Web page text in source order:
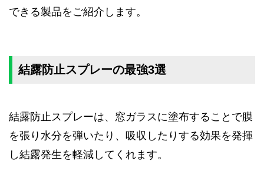
できる製品をご紹介します。
結露防止スプレーの最強3選
結露防止スプレーは、窓ガラスに塗布することで膜
を張り水分を弾いたり、吸収したりする効果を発揮
し結露発生を軽減してくれます。